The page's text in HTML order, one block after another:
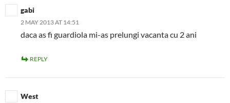
gabi
2 MAY 2013 AT 14:51
daca as fi guardiola mi-as prelungi vacanta cu 2 ani
REPLY
West